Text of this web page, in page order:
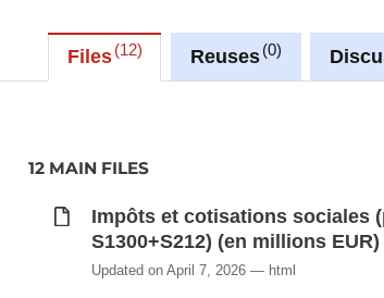
Impôts et cotisations sociales
Européenne (secteurs
Impôts et cotisations sociales
(en millions EUR)
(en millions EUR)
Impôts et cotisations sociales
(secteur S1314) (en millions EUR)
Files 12 Reuses 0
12 MAIN FILES
Impôts et cotisations sociales
S1300+S212) (en millions EUR)
Updated on April 7, 2026 html